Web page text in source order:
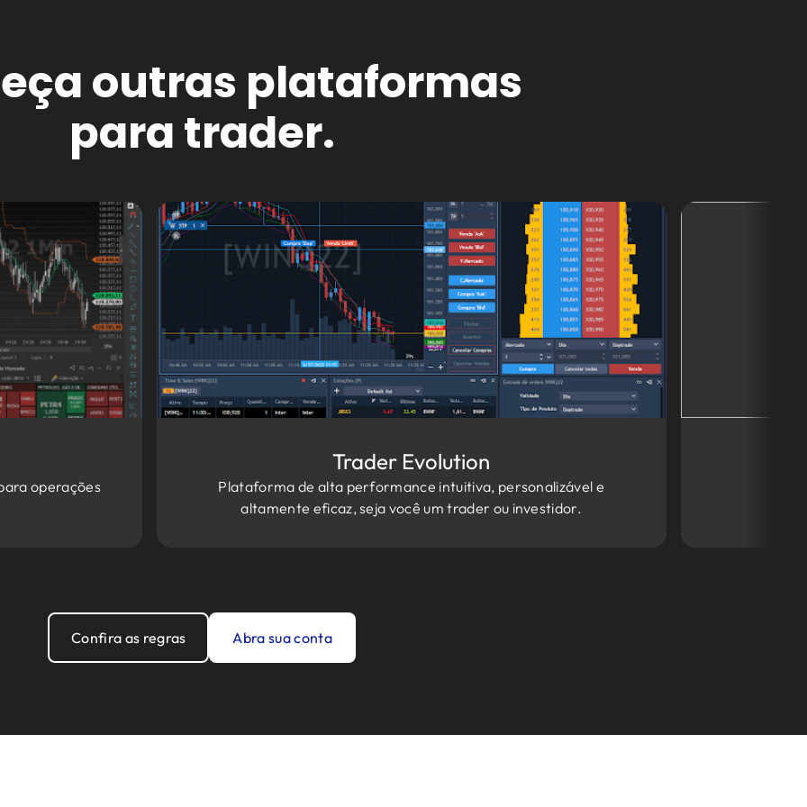
outras plataformas
para trader.
operações
Trader Evolution
Plataforma de alta performance intuitiva, personalizável e
altamente eficaz, seja você um trader ou investidor.
Confira as regras Abra sua conta